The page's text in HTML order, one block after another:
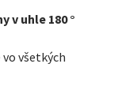
v uhle 180 °
všetkých